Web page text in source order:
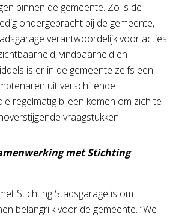
binnen de gemeente. Zo is de
ondergebracht bij de gemeente,
verantwoordelijk voor acties
vindbaarheid en
is er in de gemeente zelfs een
uit verschillende
regelmatig bijeen komen om zich te
vraagstukken.
met Stichting
Stichting Stadsgarage is om
belangrijk voor de gemeente. “We